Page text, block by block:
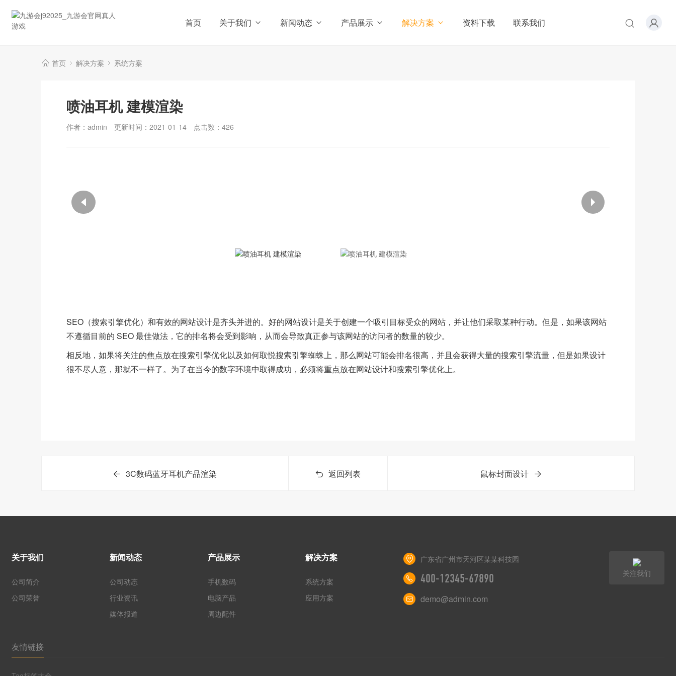
首页 关于我们 新闻动态 产品展示 解决方案 资料下载 联系我们
首页 解决方案 系统方案
喷油耳机 建模渲染
作者：admin 更新时间：2021-01-14 点击数： 426
SEO（搜索引擎优化）和有效的网站设计是齐头并进的。好的网站设计是关于创建一个吸引目标受众的网站，并让他们采取某种行动。但是，如果该网站
不遵循目前的 SEO 最佳做法，它的排名将会受到影响，从而会导致真正参与该网站的访问者的数量的较少。
相反地，如果将关注的焦点放在搜索引擎优化以及如何取悦搜索引擎蜘蛛上，那么网站可能会排名很高，并且会获得大量的搜索引擎流量，但是如果设计
很不尽人意，那就不一样了。为了在当今的数字环境中取得成功，必须将重点放在网站设计和搜索引擎优化上。
3C数码蓝牙耳机产品渲染 返回列表 鼠标封面设计
关于我们
公司简介
公司荣誉
新闻动态
公司动态
行业资讯
媒体报道
产品展示
手机数码
电脑产品
周边配件
解决方案
系统方案
应用方案
广东省广州市天河区某某科技园
400-12345-67890
demo@admin.com
关注我们
友情链接